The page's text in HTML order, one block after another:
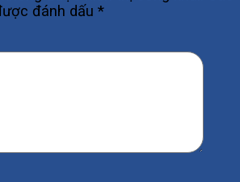
đánh dấu *